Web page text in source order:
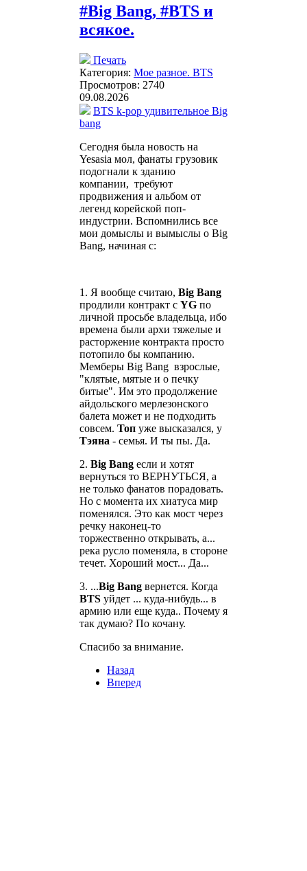
#Big Bang, #BTS и
всякое.
Печать
Категория: Мое разное. BTS
Просмотров: 2740
09.08.2026
BTS k-pop удивительное Big
bang
Сегодня была новость на
Yesasia мол, фанаты грузовик
подогнали к зданию
компании, требуют
продвижения и альбом от
легенд корейской поп-
индустрии. Вспомнились все
мои домыслы и вымыслы о Big
Bang, начиная с:
1. Я вообще считаю, Big Bang
продлили контракт с YG по
личной просьбе владельца, ибо
времена были архи тяжелые и
расторжение контракта просто
потопило бы компанию.
Мемберы Big Bang взрослые,
"клятые, мятые и о печку
битые". Им это продолжение
айдольского мерлезонского
балета может и не подходить
совсем. Топ уже высказался, у
Тэяна - семья. И ты пы. Да.
2. Big Bang если и хотят
вернуться то ВЕРНУТЬСЯ, а
не только фанатов порадовать.
Но с момента их хиатуса мир
поменялся. Это как мост через
речку наконец-то
торжественно открывать, а...
река русло поменяла, в стороне
течет. Хороший мост... Да...
3. ...Big Bang вернется. Когда
BTS уйдет ... куда-нибудь... в
армию или еще куда.. Почему я
так думаю? По кочану.
Спасибо за внимание.
Назад
Вперед